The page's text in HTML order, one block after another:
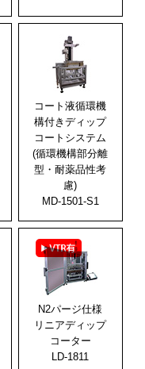
コート液循環機
構付きディップ
コートシステム
(循環機構部分離
型・耐薬品性考
慮)
MD-1501-S1
N2パージ仕様
リニアディップ
コーター
LD-1811